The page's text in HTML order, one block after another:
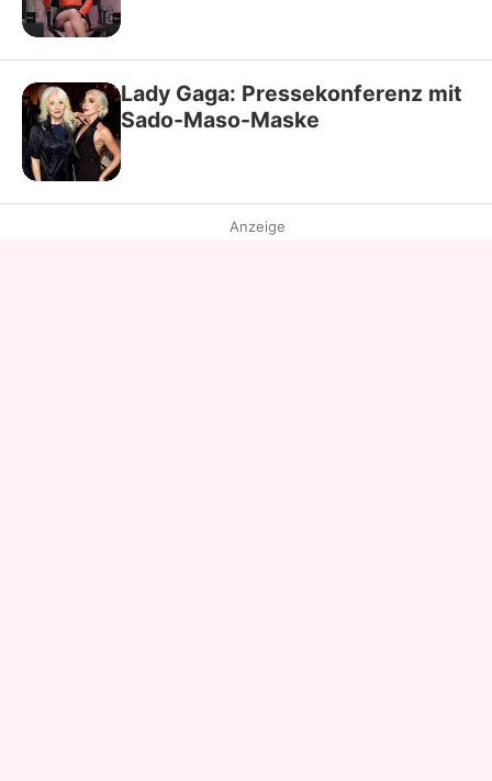
Lady Gaga: Pressekonferenz mit
Sado-Maso-Maske
Anzeige